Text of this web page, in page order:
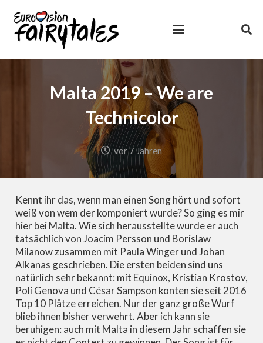
Malta 2019 – We are
Technicolor
vor 7 Jahren
Kennt ihr das, wenn man einen Song hört und sofort
weiß von wem der komponiert wurde? So ging es mir
hier bei Malta. Wie sich herausstellte wurde er auch
tatsächlich von Joacim Persson und Borislaw
Milanow zusammen mit Paula Winger und Johan
Alkanas geschrieben. Die ersten beiden sind uns
natürlich sehr bekannt: mit Equinox, Kristian Krostov,
Poli Genova und César Sampson konten sie seit 2016
Top 10 Plätze erreichen. Nur der ganz große Wurf
blieb ihnen bisher verwehrt. Aber ich kann sie
beruhigen: auch mit Malta in diesem Jahr schaffen sie